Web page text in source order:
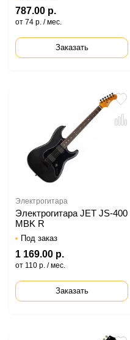
787.00 р.
от 74 р. / мес.
Заказать
Электрогитара
Электрогитара JET JS-400
MBK R
Под заказ
1 169.00 р.
от 110 р. / мес.
Заказать